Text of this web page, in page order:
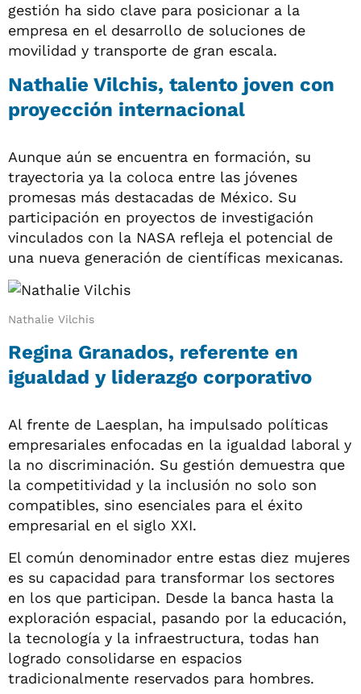
gestión ha sido clave para posicionar a la
empresa en el desarrollo de soluciones de
movilidad y transporte de gran escala.
Nathalie Vilchis, talento joven con
proyección internacional
Aunque aún se encuentra en formación, su
trayectoria ya la coloca entre las jóvenes
promesas más destacadas de México. Su
participación en proyectos de investigación
vinculados con la NASA refleja el potencial de
una nueva generación de científicas mexicanas.
Nathalie Vilchis
Regina Granados, referente en
igualdad y liderazgo corporativo
Al frente de Laesplan, ha impulsado políticas
empresariales enfocadas en la igualdad laboral y
la no discriminación. Su gestión demuestra que
la competitividad y la inclusión no solo son
compatibles, sino esenciales para el éxito
empresarial en el siglo XXI.
El común denominador entre estas diez mujeres
es su capacidad para transformar los sectores
en los que participan. Desde la banca hasta la
exploración espacial, pasando por la educación,
la tecnología y la infraestructura, todas han
logrado consolidarse en espacios
tradicionalmente reservados para hombres.